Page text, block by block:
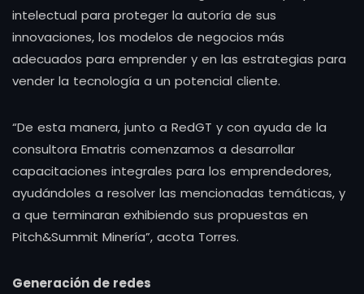
intelectual para proteger la autoría de sus
innovaciones, los modelos de negocios más
adecuados para emprender y en las estrategias para
vender la tecnología a un potencial cliente.
“De esta manera, junto a RedGT y con ayuda de la
consultora Ematris comenzamos a desarrollar
capacitaciones integrales para los emprendedores,
ayudándoles a resolver las mencionadas temáticas, y
a que terminaran exhibiendo sus propuestas en
Pitch&Summit Minería”, acota Torres.
Generación de redes